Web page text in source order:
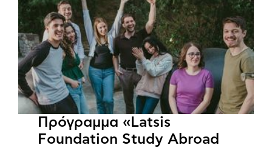
Πρόγραμμα «Latsis
Foundation Study Abroad